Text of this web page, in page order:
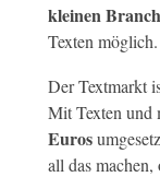
kleinen
Texten möglich.
Der Textmarkt
Mit Texten und
Euros
all das